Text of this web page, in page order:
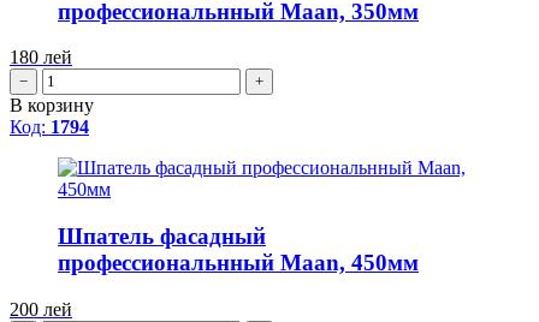
профессиональнный Maan, 350мм
180 лей
− +
В корзину
Код: 1794
Шпатель фасадный
профессиональнный Maan, 450мм
200 лей